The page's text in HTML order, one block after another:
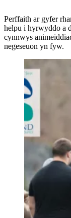
Perffaith ar gyfer
helpu i hyrwyddo a
cynnwys
negeseuon yn fyw.